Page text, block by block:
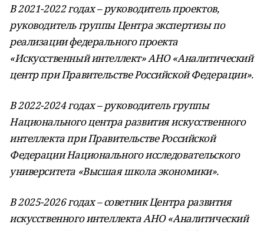
В 2021-2022 годах – руководитель проектов,
руководитель группы Центра экспертизы по
реализации федерального проекта
«Искусственный интеллект» АНО «Аналитический
центр при Правительстве Российской Федерации».
В 2022-2024 годах – руководитель группы
Национального центра развития искусственного
интеллекта при Правительстве Российской
Федерации Национального исследовательского
университета «Высшая школа экономики».
В 2025-2026 годах – советник Центра развития
искусственного интеллекта АНО «Аналитический